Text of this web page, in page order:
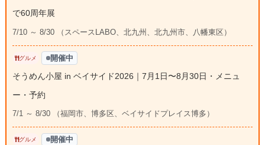
で60周年展
7/10 ～ 8/30 （スペースLABO、北九州、北九州市、八幡東区）
グルメ 開催中
そうめん小屋 in ベイサイド2026｜7月1日〜8月30日・メニュ
ー・予約
7/1 ～ 8/30 （福岡市、博多区、ベイサイドプレイス博多）
グルメ 開催中